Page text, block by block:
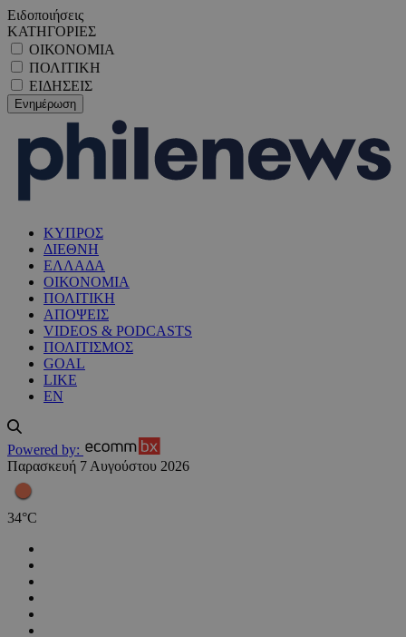
Ειδοποιήσεις
ΚΑΤΗΓΟΡΙΕΣ
ΟΙΚΟΝΟΜΙΑ
ΠΟΛΙΤΙΚΗ
ΕΙΔΗΣΕΙΣ
ΚΥΠΡΟΣ
ΔΙΕΘΝΗ
ΕΛΛΑΔΑ
ΟΙΚΟΝΟΜΙΑ
ΠΟΛΙΤΙΚΗ
ΑΠΟΨΕΙΣ
VIDEOS & PODCASTS
ΠΟΛΙΤΙΣΜΟΣ
GOAL
LIKE
EN
Powered by:
Παρασκευή 7 Αυγούστου 2026
34°C